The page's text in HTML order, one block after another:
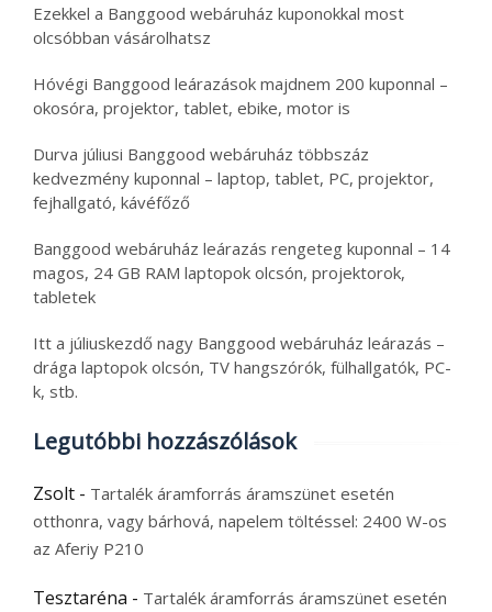
Ezekkel a Banggood webáruház kuponokkal most
olcsóbban vásárolhatsz
Hóvégi Banggood leárazások majdnem 200 kuponnal –
okosóra, projektor, tablet, ebike, motor is
Durva júliusi Banggood webáruház többszáz
kedvezmény kuponnal – laptop, tablet, PC, projektor,
fejhallgató, kávéfőző
Banggood webáruház leárazás rengeteg kuponnal – 14
magos, 24 GB RAM laptopok olcsón, projektorok,
tabletek
Itt a júliuskezdő nagy Banggood webáruház leárazás –
drága laptopok olcsón, TV hangszórók, fülhallgatók, PC-
k, stb.
Legutóbbi hozzászólások
Zsolt - Tartalék áramforrás áramszünet esetén
otthonra, vagy bárhová, napelem töltéssel: 2400 W-os
az Aferiy P210
Tesztaréna - Tartalék áramforrás áramszünet esetén